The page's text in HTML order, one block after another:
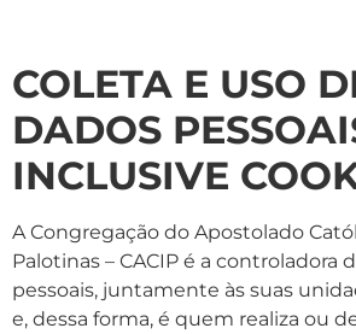
COLETA E USO
DADOS
INCLUSIVE
A Congregação do Apostolado
Palotinas – CACIP é a controladora
pessoais, juntamente às suas
e, dessa forma, é quem realiza ou